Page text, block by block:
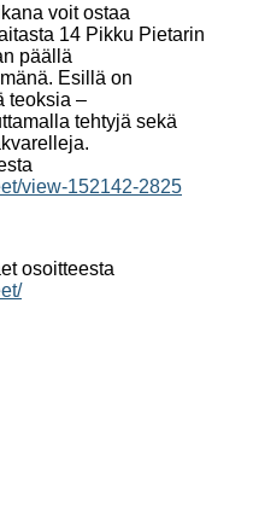
voit ostaa
14 Pikku Pietarin
päällä
Esillä on
teoksia –
tehtyjä sekä
view-152142-2825
osoitteesta